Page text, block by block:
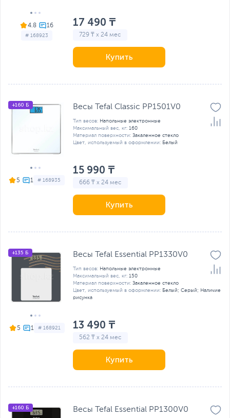
4.8
# 168923
17 490 ₸
729 ₸ x 24 мес
Купить
5 # 168935
+160 Б Весы Tefal Classic PP1501V0
Тип весов: Напольные электронные
Максимальный вес, кг: 160
Материал поверхности: Закаленное стекло
Цвет, используемый в оформлении: Белый
15 990 ₸
666 ₸ x 24 мес
Купить
5 # 168921
+135 Б Весы Tefal Essential PP1330V0
Тип весов: Напольные электронные
Максимальный вес, кг: 150
Материал поверхности: Закаленное стекло
Цвет, используемый в оформлении: Белый; Серый; Наличие
рисунка
13 490 ₸
562 ₸ x 24 мес
Купить
+160 Б Весы Tefal Essential PP1300V0